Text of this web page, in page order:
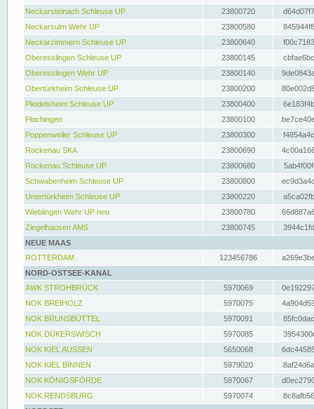
Neckarsteinach Schleuse UP
23800720
Neckarsulm Wehr UP
23800580
Neckarzimmern Schleuse UP
23800640
Oberesslingen Schleuse UP
23800145
Oberesslingen Wehr UP
23800140
Obertürkheim Schleuse UP
23800200
Pleidelsheim Schleuse UP
23800400
Plochingen
23800100
Poppenweiler Schleuse UP
23800300
Rockenau SKA
23800690
Rockenau Schleuse UP
23800680
Schwabenheim Schleuse UP
23800800
Untertürkheim Schleuse UP
23800220
Wieblingen Wehr UP neu
23800780
Ziegelhausen AMS
23800745
NEUE MAAS
ROTTERDAM
123456786
NORD-OSTSEE-KANAL
AWK STROHBRÜCK
5970069
NOK BREIHOLZ
5970075
NOK BRUNSBÜTTEL
5970091
NOK DÜKERSWISCH
5970085
NOK KIEL AUSSEN
5650068
NOK KIEL BINNEN
5979020
NOK KÖNIGSFÖRDE
5970067
NOK RENDSBURG
5970074